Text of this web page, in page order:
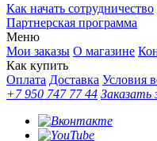
Как начать сотрудничество
Партнерская программа
Меню
Мои заказы О магазине
Как купить
Оплата Доставка Условия
+7 950 747 77 44 Заказать